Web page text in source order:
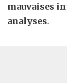
mauvaises
analyses.